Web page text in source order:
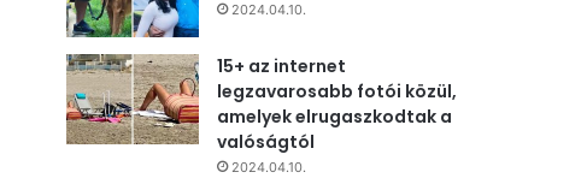
2024.04.10.
15+ az internet
legzavarosabb fotói közül,
amelyek elrugaszkodtak a
valóságtól
2024.04.10.